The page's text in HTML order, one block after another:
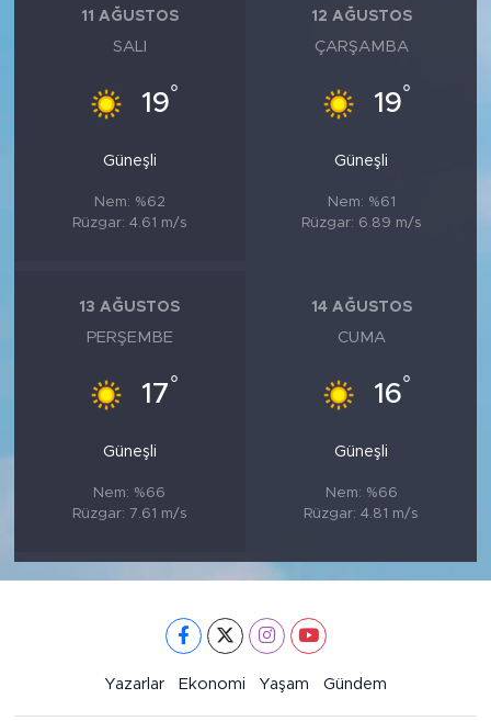
11 AĞUSTOS
SALI
19°
Güneşli
Nem: %62
Rüzgar: 4.61 m/s
12 AĞUSTOS
ÇARŞAMBA
19°
Güneşli
Nem: %61
Rüzgar: 6.89 m/s
13 AĞUSTOS
PERŞEMBE
17°
Güneşli
Nem: %66
Rüzgar: 7.61 m/s
14 AĞUSTOS
CUMA
16°
Güneşli
Nem: %66
Rüzgar: 4.81 m/s
Yazarlar Ekonomi Yaşam Gündem